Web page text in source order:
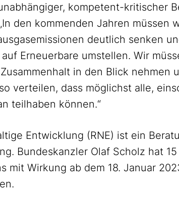
kompetent-kritischer
den kommenden Jahren müssen
deutlich senken
Erneuerbare umstellen. Wir
in den Blick nehmen
verteilen, dass möglichst alle,
teilhaben können.“
Entwicklung (RNE) ist ein
Bundeskanzler Olaf Scholz hat
mit Wirkung ab dem 18. Januar